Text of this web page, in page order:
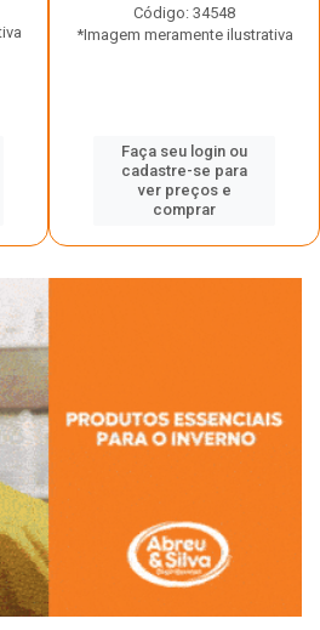
Código: 34548
*Imagem meramente ilustrativa
Faça seu login ou
cadastre-se para
ver preços e
comprar